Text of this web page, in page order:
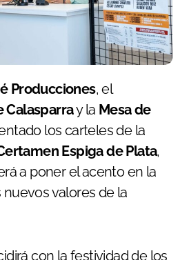
Producciones, el
Calasparray la Mesa de
los carteles de la
Espiga de Plata,
a poner el acento en la
valores de la
con la festividad de los